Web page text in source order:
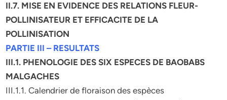
II.7. MISE EN EVIDENCE DES RELATIONS FLEUR-
POLLINISATEUR ET EFFICACITE DE LA
POLLINISATION
PARTIE III – RESULTATS
III.1. PHENOLOGIE DES SIX ESPECES DE BAOBABS
MALGACHES
III.1.1. Calendrier de floraison des espèces